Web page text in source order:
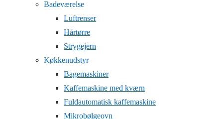
Badeværelse
Luftrenser
Hårtørre
Strygejern
Køkkenudstyr
Bagemaskiner
Kaffemaskine med kværn
Fuldautomatisk kaffemaskine
Mikrobølgeovn